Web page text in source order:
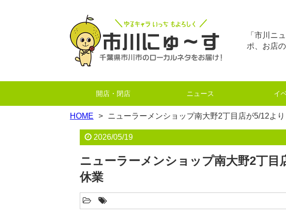
「市川ニ
ポ、お店
開店・閉店 ニュース イ
HOME ニューラーメンショップ南大野2丁目店が5/12よ
2026/05/19
ニューラーメンショップ南大野2丁目
休業